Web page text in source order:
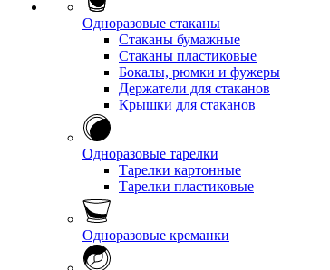
Одноразовые стаканы
Стаканы бумажные
Стаканы пластиковые
Бокалы, рюмки и фужеры
Держатели для стаканов
Крышки для стаканов
Одноразовые тарелки
Тарелки картонные
Тарелки пластиковые
Одноразовые креманки